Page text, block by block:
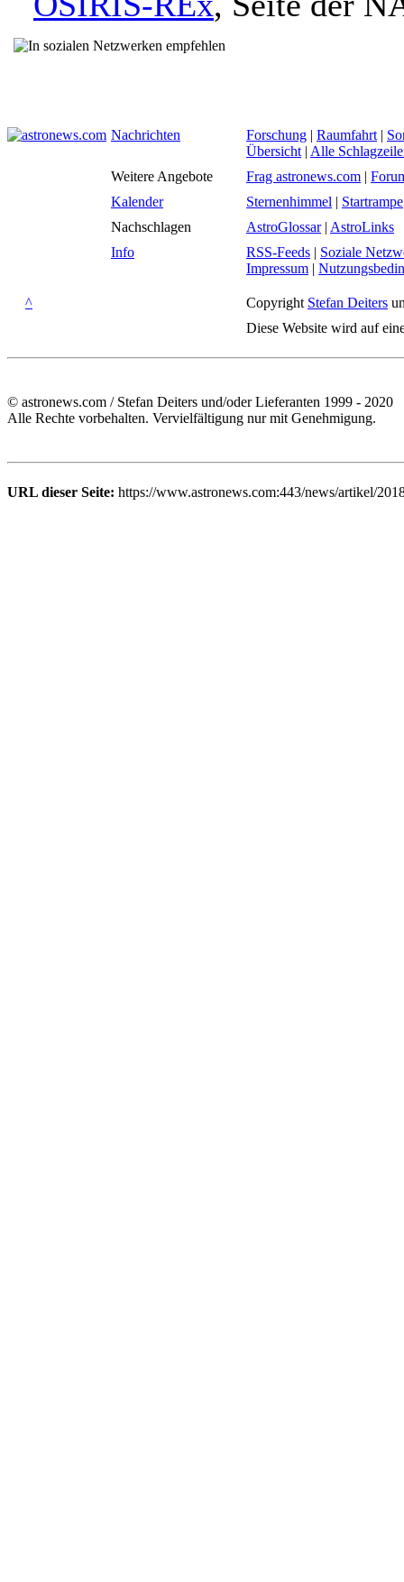
Nachrichten Forschung | Raumfahrt |
Übersicht | Alle
Weitere Angebote
Frag astronews.com |
Kalender
Sternenhimmel | Startrampe
Nachschlagen
AstroGlossar| AstroLinks
Info
RSS-Feeds | Soziale
Impressum |
^ Copyright Stefan Deiters
Diese Website wird auf
© astronews.com / Stefan Deiters und/oder Lieferanten 1999 - 2020
Alle Rechte vorbehalten. Vervielfältigung nur mit Genehmigung.
URL dieser Seite: https://www.astronews.com:443/news/artikel/